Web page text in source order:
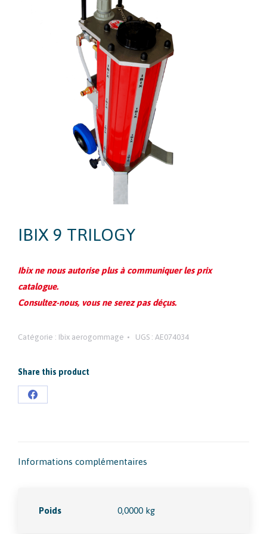
IBIX 9 TRILOGY
Ibix ne nous autorise plus à communiquer les prix
catalogue.
Consultez-nous, vous ne serez pas déçus.
Catégorie : Ibix aerogommage UGS : AE074034
Share this product
Partager
Informations complémentaires
Poids 0,0000 kg